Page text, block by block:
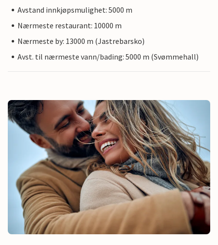
Avstand innkjøpsmulighet: 5000 m
Nærmeste restaurant: 10000 m
Nærmeste by: 13000 m (Jastrebarsko)
Avst. til nærmeste vann/bading: 5000 m (Svømmehall)